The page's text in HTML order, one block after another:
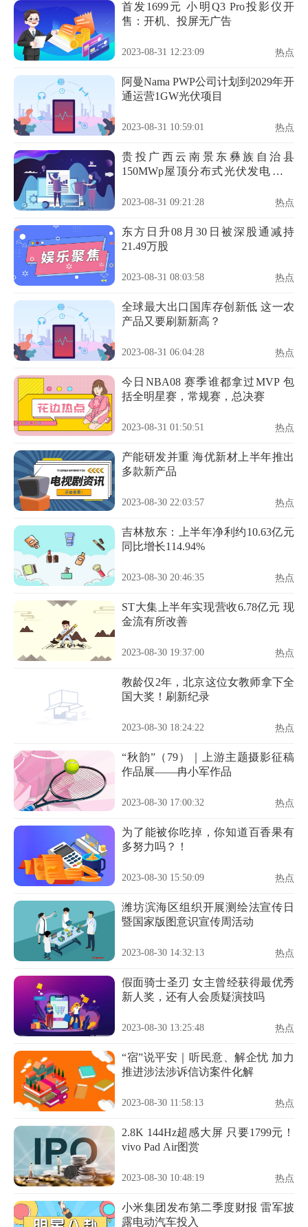
首发1699元 小明Q3 Pro投影仪开
售：开机、投屏无广告
2023-08-31 12:23:09 热点
阿曼Nama PWP公司计划到2029年开
通运营1GW光伏项目
2023-08-31 10:59:01 热点
贵投广西云南景东彝族自治县
150MWp屋顶分布式光伏发电建设
2023-08-31 09:21:28 热点
东方日升08月30日被深股通减持
21.49万股
2023-08-31 08:03:58 热点
全球最大出口国库存创新低 这一农
产品又要刷新新高？
2023-08-31 06:04:28 热点
今日NBA08 赛季谁都拿过MVP 包
括全明星赛，常规赛，总决赛
2023-08-31 01:50:51 热点
产能研发并重 海优新材上半年推出
多款新产品
2023-08-30 22:03:57 热点
吉林敖东：上半年净利约10.63亿元
同比增长114.94%
2023-08-30 20:46:35 热点
ST大集上半年实现营收6.78亿元 现
金流有所改善
2023-08-30 19:37:00 热点
教龄仅2年，北京这位女教师拿下全
国大奖！刷新纪录
2023-08-30 18:24:22 热点
“秋韵”（79）｜上游主题摄影征稿
作品展——冉小军作品
2023-08-30 17:00:32 热点
为了能被你吃掉，你知道百香果有
多努力吗？！
2023-08-30 15:50:09 热点
潍坊滨海区组织开展测绘法宣传日
暨国家版图意识宣传周活动
2023-08-30 14:32:13 热点
假面骑士圣刃 女主曾经获得最优秀
新人奖，还有人会质疑演技吗
2023-08-30 13:25:48 热点
“宿”说平安｜听民意、解企忧 加力
推进涉法涉诉信访案件化解
2023-08-30 11:58:13 热点
2.8K 144Hz超感大屏 只要1799元！
vivo Pad Air图赏
2023-08-30 10:48:19 热点
小米集团发布第二季度财报 雷军披
露电动汽车投入